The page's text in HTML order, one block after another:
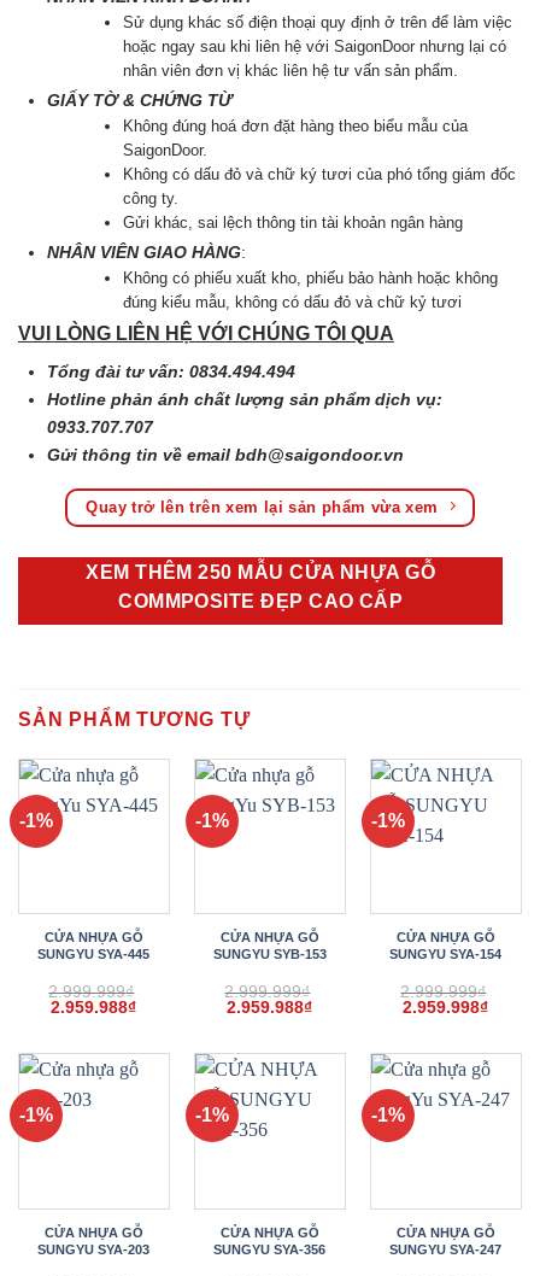
Sử dụng khác số điện thoại quy định ở trên để làm việc
hoặc ngay sau khi liên hệ với SaigonDoor nhưng lại có
nhân viên đơn vị khác liên hệ tư vấn sản phẩm.
GIẤY TỜ & CHỨNG TỪ
Không đúng hoá đơn đặt hàng theo biểu mẫu của
SaigonDoor.
Không có dấu đỏ và chữ ký tươi của phó tổng giám đốc
công ty.
Gửi khác, sai lệch thông tin tài khoản ngân hàng
NHÂN VIÊN GIAO HÀNG:
Không có phiếu xuất kho, phiếu bảo hành hoặc không
đúng kiểu mẫu, không có dấu đỏ và chữ kỷ tươi
VUI LÒNG LIÊN HỆ VỚI CHÚNG TÔI QUA
Tổng đài tư vấn: 0834.494.494
Hotline phản ánh chất lượng sản phẩm dịch vụ:
0933.707.707
Gửi thông tin về emailbdh@saigondoor.vn
Quay trở lên trên xem lại sản phẩm vừa xem
XEM THÊM 250 MẪU CỬA NHỰA GỖ
COMMPOSITE ĐẸP CAO CẤP
SẢN PHẨM TƯƠNG TỰ
-1%
CỬA NHỰA GỖ
SUNGYU SYA-445
2.999.999₫
Giá
2.999.999₫.
2.959.988₫Giá
là:
2.959.988₫.
-1%
CỬA NHỰA GỖ
SUNGYU SYB-153
2.999.999₫
Giá
2.999.999₫.
2.959.988₫Giá
là:
2.959.988₫.
-1%
CỬA NHỰA GỖ
SUNGYU SYA-154
2.999.999₫
Giá
2.999.999₫.
2.959.998₫Giá
là:
-1%
CỬA NHỰA GỖ
SUNGYU SYA-203
-1%
CỬA NHỰA GỖ
SUNGYU SYA-356
-1%
CỬA NHỰA GỖ
SUNGYU SYA-247